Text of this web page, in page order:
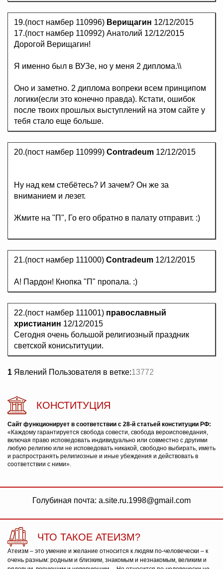
19.(пост намбер 110996) Верищагин 12/12/2015
17.(пост намбер 110992) Анатолий 12/12/2015
Дорогой Верищагин!
Я именно был в ВУЗе, но у меня 2 диплома.\\
Оно и заметно. 2 диплома вопреки всем принципом
логики(если это конечно правда). Кстати, ошибок
после твоих прошлых выступлений на этом сайте у
тебя стало еще больше.
20.(пост намбер 110999) Contradeum 12/12/2015
Ну над кем стебётесь? И зачем? Он же за
вниманием и лезет.
Жмите на "П", Го его обратно в палату отправит. :)
21.(пост намбер 111000) Contradeum 12/12/2015
А! Пардон! Кнопка "П" пропала. :)
22.(пост намбер 111001) православный
христианин 12/12/2015
Сегодня очень большой религиозный праздник
светской конисьтитуции.
1 Явлений Пользователя в ветке:13772
КОНСТИТУЦИЯ
Сайт функционирует в соответствии с 28-й статьей конституции РФ:
«Каждому гарантируется свобода совести, свобода вероисповедания,
включая право исповедовать индивидуально или совместно с другими
любую религию или не исповедовать никакой, свободно выбирать, иметь
и распространять религиозные и иные убеждения и действовать в
соответствии с ними».
Голубиная почта: a.site.ru.1998@gmail.com
ЧТО ТАКОЕ АТЕИЗМ?
Атеизм – это умение и желание относится к людям по-человечески – к
очень разным: родным и близким, знакомым и незнакомым, великим и